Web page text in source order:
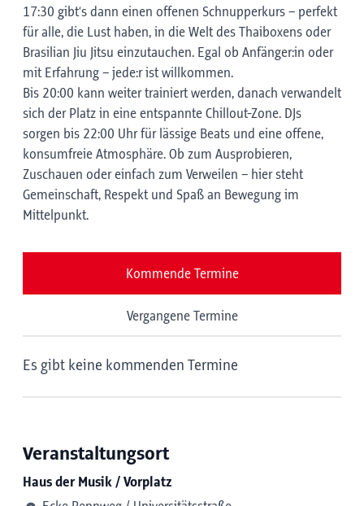
17:30 gibt’s dann einen offenen Schnupperkurs – perfekt
für alle, die Lust haben, in die Welt des Thaiboxens oder
Brasilian Jiu Jitsu einzutauchen. Egal ob Anfänger:in oder
mit Erfahrung – jede:r ist willkommen.
Bis 20:00 kann weiter trainiert werden, danach verwandelt
sich der Platz in eine entspannte Chillout-Zone. DJs
sorgen bis 22:00 Uhr für lässige Beats und eine offene,
konsumfreie Atmosphäre. Ob zum Ausprobieren,
Zuschauen oder einfach zum Verweilen – hier steht
Gemeinschaft, Respekt und Spaß an Bewegung im
Mittelpunkt.
Kommende Termine
Vergangene Termine
Es gibt keine kommenden Termine
Veranstaltungsort
Haus der Musik / Vorplatz